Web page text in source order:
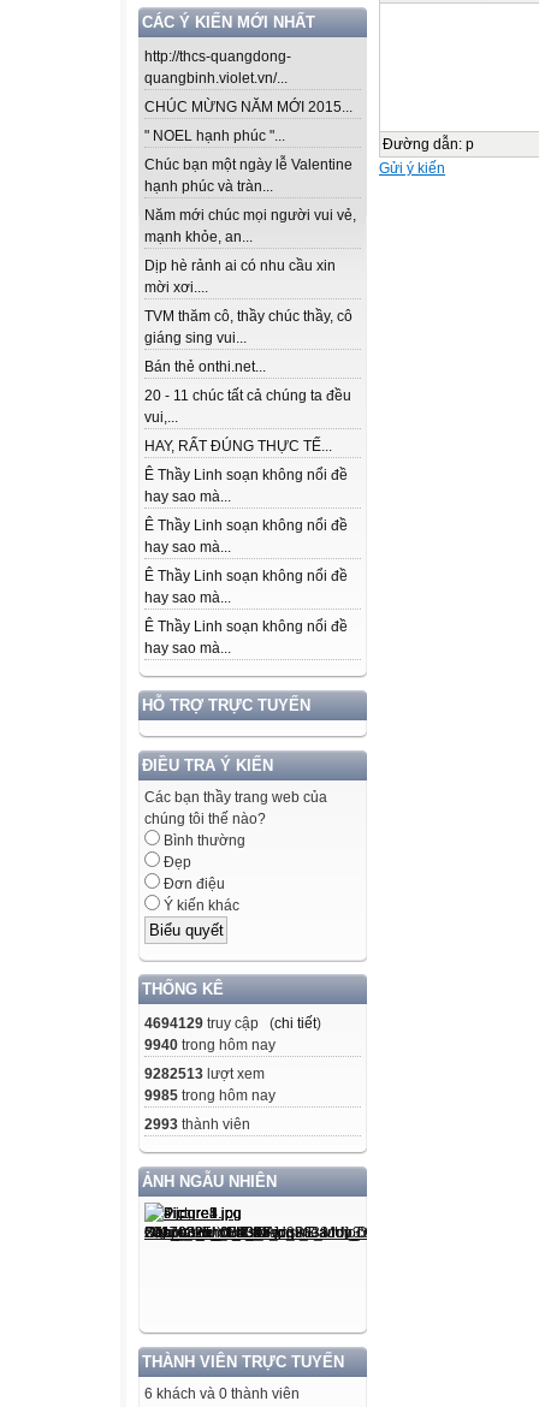
CÁC Ý KIẾN MỚI NHẤT
http://thcs-quangdong-
quangbinh.violet.vn/...
CHÚC MỪNG NĂM MỚI 2015...
" NOEL hạnh phúc "...
Chúc bạn một ngày lễ Valentine
hạnh phúc và tràn...
Năm mới chúc mọi người vui vẻ,
mạnh khỏe, an...
Dịp hè rảnh ai có nhu cầu xin
mời xơi....
TVM thăm cô, thầy chúc thầy, cô
giáng sing vui...
Bán thẻ onthi.net...
20 - 11 chúc tất cả chúng ta đều
vui,...
HAY, RẤT ĐÚNG THỰC TẾ...
Ê Thầy Linh soạn không nổi đề
hay sao mà...
Ê Thầy Linh soạn không nổi đề
hay sao mà...
Ê Thầy Linh soạn không nổi đề
hay sao mà...
Ê Thầy Linh soạn không nổi đề
hay sao mà...
HỖ TRỢ TRỰC TUYẾN
ĐIỀU TRA Ý KIẾN
Các bạn thầy trang web của
chúng tôi thế nào?
Bình thường
Đẹp
Đơn điệu
Ý kiến khác
THỐNG KÊ
4694129 truy cập (chi tiết)
9940 trong hôm nay
9282513 lượt xem
9985 trong hôm nay
2993 thành viên
ẢNH NGẪU NHIÊN
THÀNH VIÊN TRỰC TUYẾN
6 khách và 0 thành viên
Đường dẫn: p
Gửi ý kiến